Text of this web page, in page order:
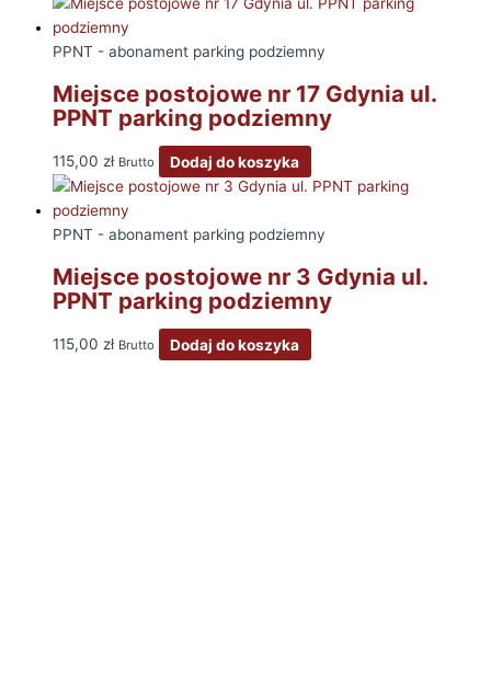
PPNT - abonament parking podziemny
Miejsce postojowe nr 17 Gdynia ul.
PPNT parking podziemny
115,00 zł Brutto Dodaj do koszyka
PPNT - abonament parking podziemny
Miejsce postojowe nr 3 Gdynia ul.
PPNT parking podziemny
115,00 zł Brutto Dodaj do koszyka